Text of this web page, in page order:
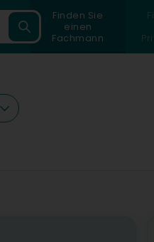
Finden Sie
einen
Fachmann